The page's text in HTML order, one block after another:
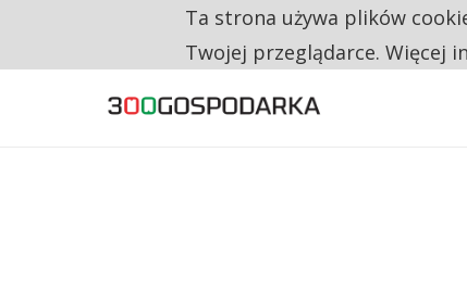
CO TRZECIĄ ZŁOTÓWKĘ Z EMERYTURY
Ta strona używa plików
Twojej przeglądarce. Więcej